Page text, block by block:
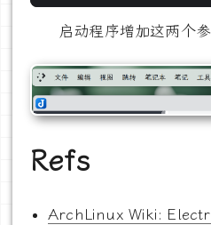
启动程序增加这两个
Refs
ArchLinux Wiki: